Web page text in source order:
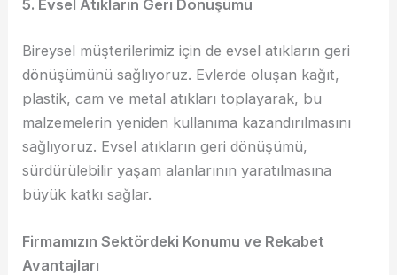
5. Evsel Atıkların Geri Dönüşümü
Bireysel müşterilerimiz için de evsel atıkların geri
dönüşümünü sağlıyoruz. Evlerde oluşan kağıt,
plastik, cam ve metal atıkları toplayarak, bu
malzemelerin yeniden kullanıma kazandırılmasını
sağlıyoruz. Evsel atıkların geri dönüşümü,
sürdürülebilir yaşam alanlarının yaratılmasına
büyük katkı sağlar.
Firmamızın Sektördeki Konumu ve Rekabet
Avantajları